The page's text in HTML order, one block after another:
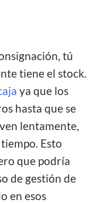
tú
tiene el stock.
ya que los
hasta que se
lentamente,
Esto
que podría
de gestión de
en esos